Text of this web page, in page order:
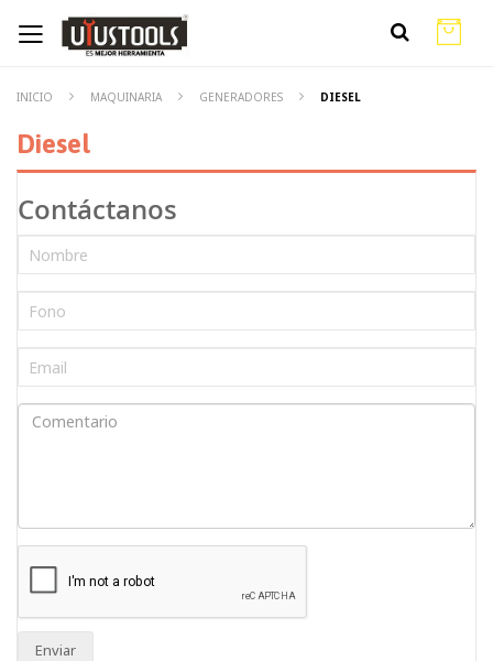
INICIO MAQUINARIA GENERADORES DIESEL
Diesel
Contáctanos
Enviar